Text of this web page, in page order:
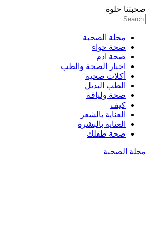
صحبتنا حلوة
مجلة الصحبة
صحة حواء
صحة ادم
اخبار الصحة والطب
أكلات صحية
الطب البديل
صحة ولياقة
كيف
العناية بالشعر
العناية بالبشرة
صحة طفلك
مجلة الصحبة